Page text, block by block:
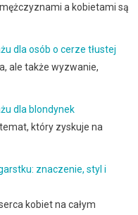
a kobietami są
dla osób o cerze tłustej
ale także wyzwanie,
dla blondynek
który zyskuje na
znaczenie, styl i
kobiet na całym